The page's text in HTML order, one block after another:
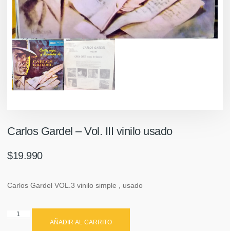
Carlos Gardel ‎– Vol. III vinilo usado
$19.990
Carlos Gardel VOL.3 vinilo simple , usado
AÑADIR AL CARRITO